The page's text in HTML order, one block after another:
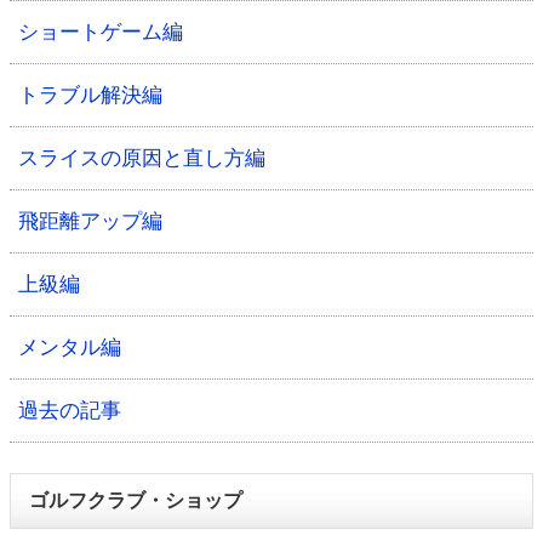
ショートゲーム編
トラブル解決編
スライスの原因と直し方編
飛距離アップ編
上級編
メンタル編
過去の記事
ゴルフクラブ・ショップ